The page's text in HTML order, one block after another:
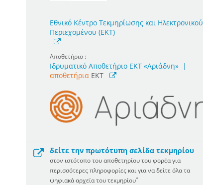
Εθνικό Κέντρο Τεκμηρίωσης και Ηλεκτρονικού
Περιεχομένου (ΕΚΤ)
Αποθετήριο :
Ιδρυματικό Αποθετήριο ΕΚΤ «Αριάδνη» |
αποθετήρια EKT
δείτε την πρωτότυπη σελίδα τεκμηρίου
στον ιστότοπο του αποθετηρίου του φορέα για
περισσότερες πληροφορίες και για να δείτε όλα τα
ψηφιακά αρχεία του τεκμηρίου*